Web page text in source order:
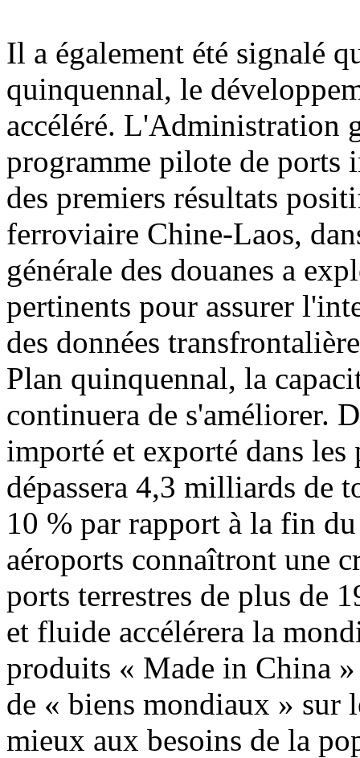
Il a également été signalé
quinquennal, le
accéléré. L'Administration
programme pilote de ports
des premiers résultats
ferroviaire Chine-Laos,
générale des douanes a
pertinents pour assurer
des données
Plan quinquennal, la
continuera de s'améliorer.
importé et exporté dans
dépassera 4,3 milliards de
10 % par rapport à la fin
aéroports connaîtront une
ports terrestres de plus de
et fluide accélérera la
produits « Made in China
de « biens mondiaux » sur
mieux aux besoins de la